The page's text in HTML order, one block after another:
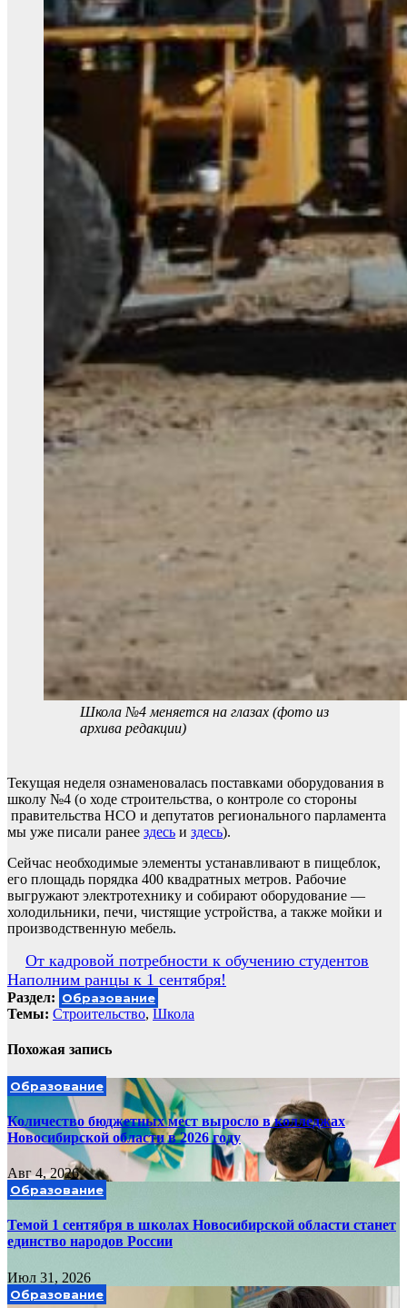
Школа №4 меняется на глазах (фото из
архива редакции)
Текущая неделя ознаменовалась поставками оборудования в
школу №4 (о ходе строительства, о контроле со стороны
правительства НСО и депутатов регионального парламента
мы уже писали ранее здесь и здесь).
Сейчас необходимые элементы устанавливают в пищеблок,
его площадь порядка 400 квадратных метров. Рабочие
выгружают электротехнику и собирают оборудование —
холодильники, печи, чистящие устройства, а также мойки и
производственную мебель.
Навигация
по
записям
От кадровой потребности к обучению студентов
Наполним ранцы к 1 сентября!
Раздел: Образование
Темы: Cтроительство, Школа
Похожая запись
Образование
Количество бюджетных мест выросло в колледжах
Новосибирской области в 2026 году
Авг 4, 2026
Образование
Темой 1 сентября в школах Новосибирской области станет
единство народов России
Июл 31, 2026
Образование